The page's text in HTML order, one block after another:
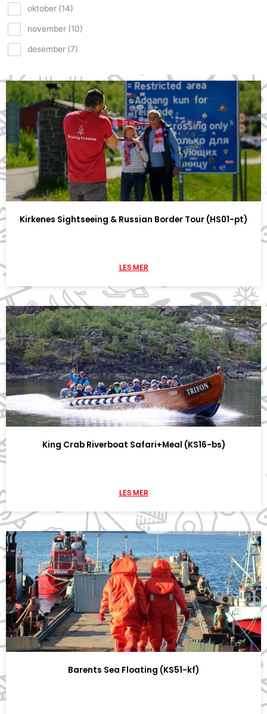
oktober (14)
november (10)
desember (7)
Kirkenes Sightseeing & Russian Border Tour (HS01-pt)
LES MER
King Crab Riverboat Safari+Meal (KS16-bs)
LES MER
Barents Sea Floating (KS51-kf)